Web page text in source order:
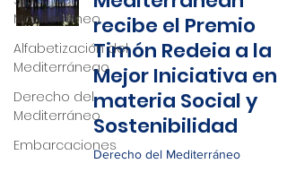
Mediterráneo
Alfabetización del
Mediterráneao
Derecho del
Mediterráneo
Embarcaciones
recibe el Premio
Timón Redeia a la
Mejor Iniciativa en
materia Social y
Sostenibilidad
Derecho del Mediterráneo